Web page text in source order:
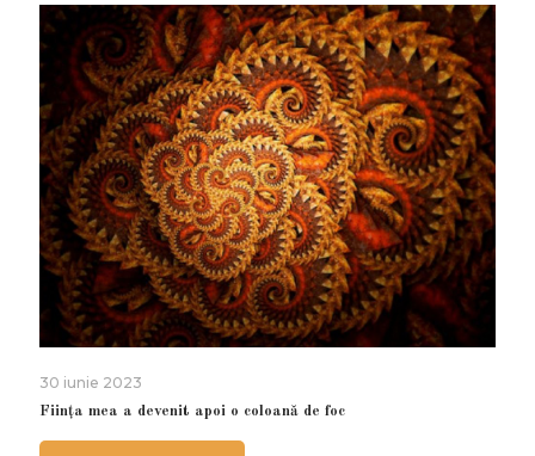
30 iunie 2023
Ființa mea a devenit apoi o coloană de foc